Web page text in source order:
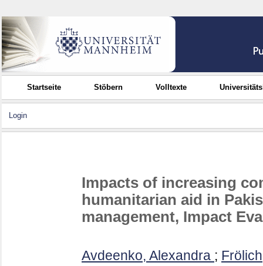
Startseite Stöbern Volltexte
Login
Impacts of increasing
humanitarian aid in
management, Impact
Avdeenko, Alexandra ;